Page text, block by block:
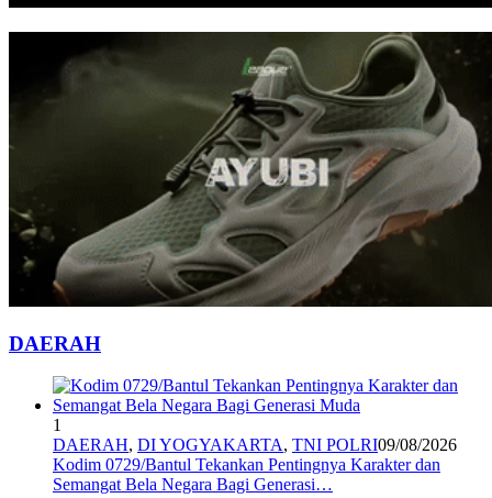
DAERAH
1
DAERAH, DI YOGYAKARTA, TNI POLRI09/08/2026
Kodim 0729/Bantul Tekankan Pentingnya Karakter dan
Semangat Bela Negara Bagi Generasi…